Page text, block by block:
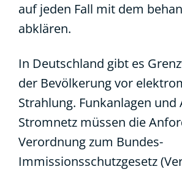
auf jeden Fall mit dem
abklären.
In Deutschland gibt es
der Bevölkerung vor
Strahlung. Funkanlagen und
Stromnetz müssen die
Verordnung zum Bundes-
Immissionsschutzgesetz